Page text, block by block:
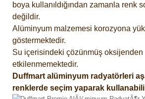
boya kullanıldığından zamanla renk
değildir.
Alüminyum malzemesi korozyona
göstermektedir.
Su içerisindeki çözünmüş oksijenden
etkilenmemektedir.
Duffmart alüminyum radyatörleri
renklerde seçim yaparak